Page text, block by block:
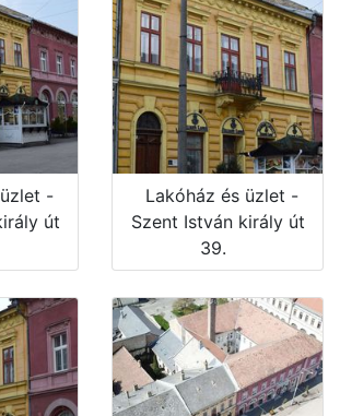
-
út
Lakóház és üzlet -
Szent István király út
39.